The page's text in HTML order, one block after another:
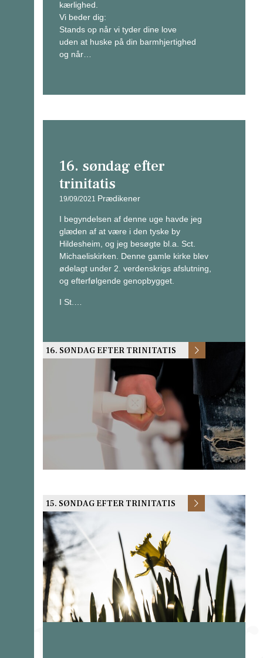
kærlighed.
Vi beder dig:
Stands op når vi tyder dine love
uden at huske på din barmhjertighed
og når…
16. søndag efter
trinitatis
19/09/2021 Prædikener
I begyndelsen af denne uge havde jeg
glæden af at være i den tyske by
Hildesheim, og jeg besøgte bl.a. Sct.
Michaeliskirken. Denne gamle kirke blev
ødelagt under 2. verdenskrigs afslutning,
og efterfølgende genopbygget.
I St.…
16. SØNDAG EFTER TRINITATIS
15. SØNDAG EFTER TRINITATIS